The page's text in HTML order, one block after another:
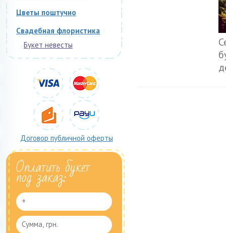
Цветы поштучно
Свадебная флористика
Букет невесты
Договор публичной оферты
Оплатить букет
под заказ: